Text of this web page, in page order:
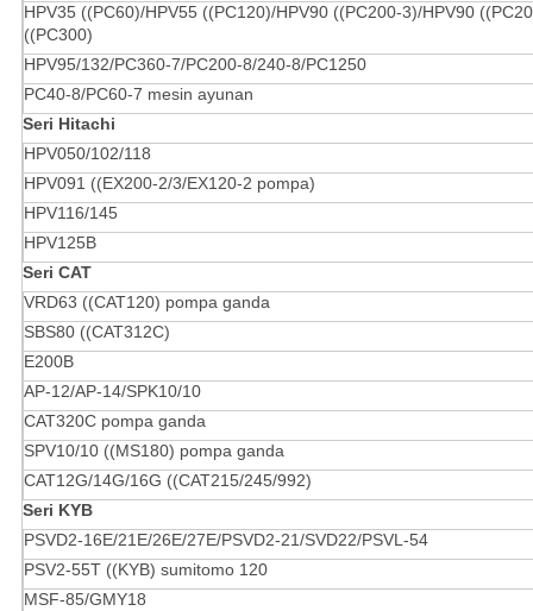
HPV35 ((PC60)/HPV55 ((PC120)/HPV90 ((PC200-3)/HPV90
((PC300)
HPV95/132/PC360-7/PC200-8/240-8/PC1250
PC40-8/PC60-7 mesin ayunan
Seri Hitachi
HPV050/102/118
HPV091 ((EX200-2/3/EX120-2 pompa)
HPV116/145
HPV125B
Seri CAT
VRD63 ((CAT120) pompa ganda
SBS80 ((CAT312C)
E200B
AP-12/AP-14/SPK10/10
CAT320C pompa ganda
SPV10/10 ((MS180) pompa ganda
CAT12G/14G/16G ((CAT215/245/992)
Seri KYB
PSVD2-16E/21E/26E/27E/PSVD2-21/SVD22/PSVL-54
PSV2-55T ((KYB) sumitomo 120
MSF-85/GMY18